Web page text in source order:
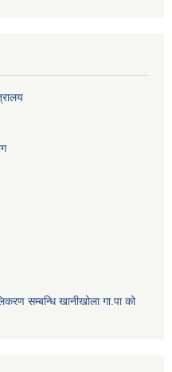
सम्बन्धि खानीखोला गा.पा को